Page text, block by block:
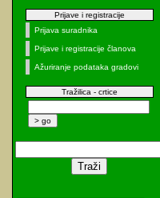
Prijave i registracije
Prijava suradnika
Prijave i registracije članova
Ažuriranje podataka gradovi
Tražilica - crtice